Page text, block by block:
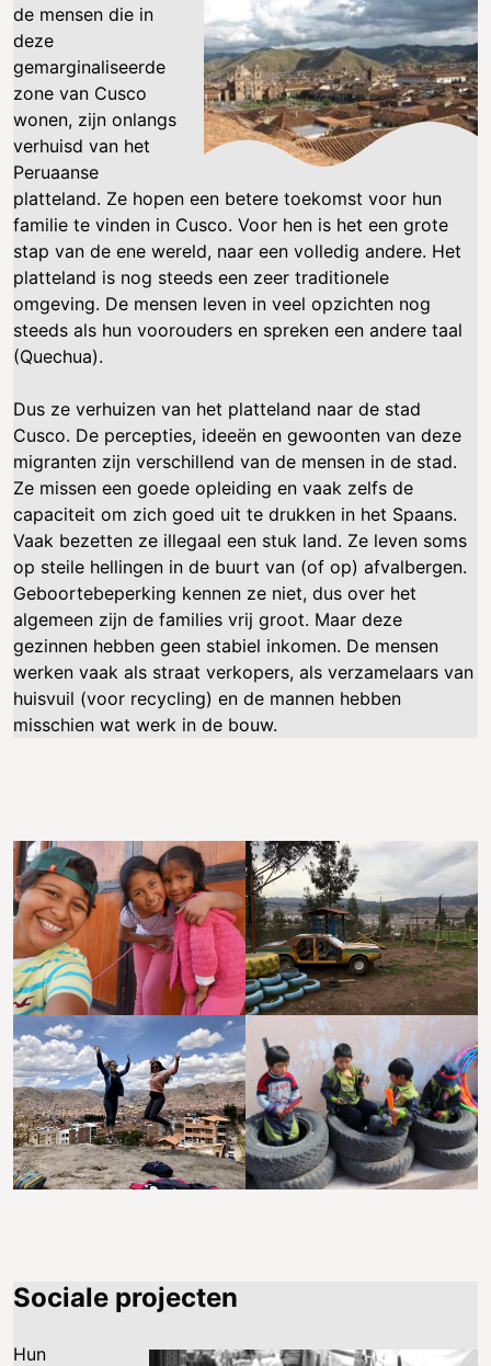
de mensen die in
deze
gemarginaliseerde
zone van Cusco
wonen, zijn onlangs
verhuisd van het
Peruaanse
platteland. Ze hopen een betere toekomst voor hun
familie te vinden in Cusco. Voor hen is het een grote
stap van de ene wereld, naar een volledig andere. Het
platteland is nog steeds een zeer traditionele
omgeving. De mensen leven in veel opzichten nog
steeds als hun voorouders en spreken een andere taal
(Quechua).
Dus ze verhuizen van het platteland naar de stad
Cusco. De percepties, ideeën en gewoonten van deze
migranten zijn verschillend van de mensen in de stad.
Ze missen een goede opleiding en vaak zelfs de
capaciteit om zich goed uit te drukken in het Spaans.
Vaak bezetten ze illegaal een stuk land. Ze leven soms
op steile hellingen in de buurt van (of op) afvalbergen.
Geboortebeperking kennen ze niet, dus over het
algemeen zijn de families vrij groot. Maar deze
gezinnen hebben geen stabiel inkomen. De mensen
werken vaak als straat verkopers, als verzamelaars van
huisvuil (voor recycling) en de mannen hebben
misschien wat werk in de bouw.
Sociale projecten
Hun